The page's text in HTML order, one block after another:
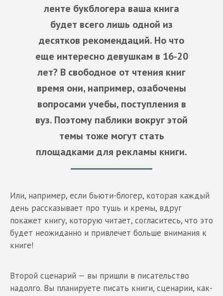
ленте букблогера ваша книга
будет всего лишь одной из
десятков рекомендаций. Но что
еще интересно девушкам в 16-20
лет? В свободное от чтения книг
время они, например, озабочены
вопросами учебы, поступления в
вуз. Поэтому паблики вокруг этой
темы тоже могут стать
площадками для рекламы книги.
Или, например, если бьюти-блогер, которая каждый
день рассказывает про тушь и кремы, вдруг
покажет книгу, которую читает, согласитесь, что это
будет неожиданно и привлечет больше внимания к
книге!
Второй сценарий — вы пришли в писательство
надолго. Вы планируете писать книги, сценарии, как-